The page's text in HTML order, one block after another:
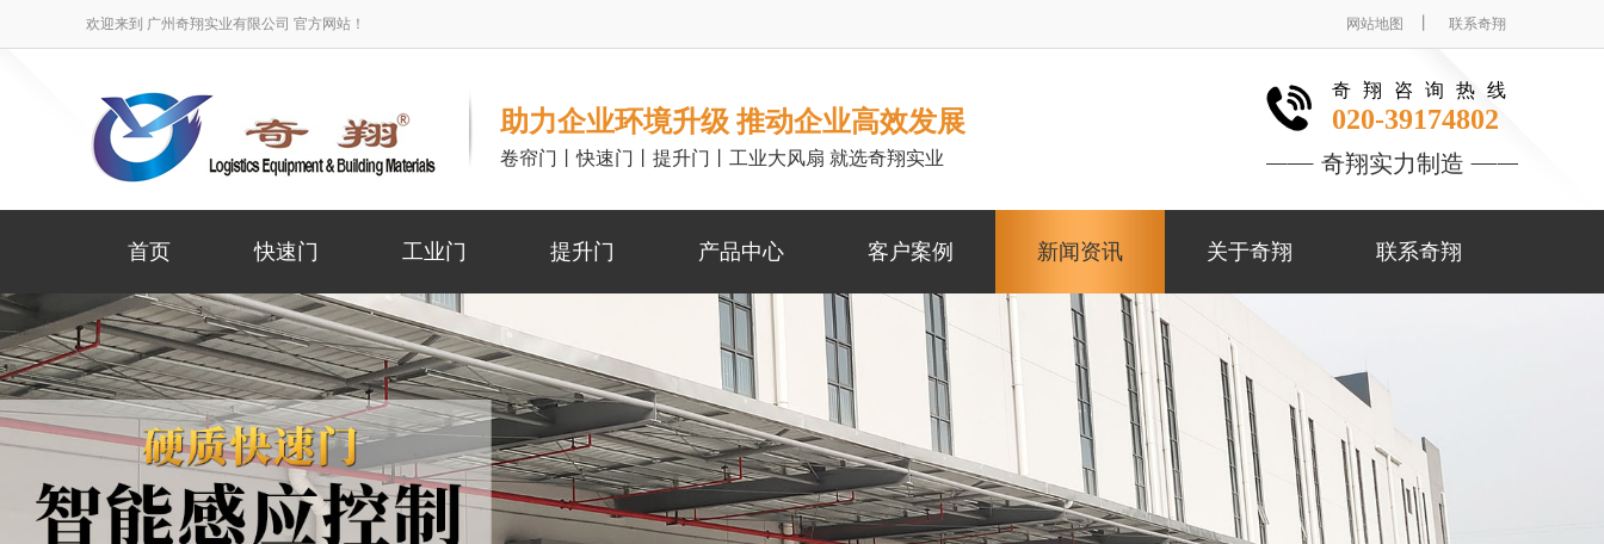
欢迎来到 广州奇翔实业有限公司 官方网站！ 网站地图 联系奇翔
助力企业环境升级 推动企业高效发展
卷帘门丨快速门丨提升门丨工业大风扇 就选奇翔实业
奇翔咨询热线
020-39174802
奇翔实力制造
首页 快速门 工业门 提升门 产品中心 客户案例 新闻资讯 关于奇翔 联系奇翔